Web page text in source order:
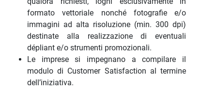
formato vettoriale nonché fotografie e/o
immagini ad alta risoluzione (min. 300 dpi)
destinate alla realizzazione di eventuali
dépliant e/o strumenti promozionali.
Le imprese si impegnano a compilare il
modulo di Customer Satisfaction al termine
dell’iniziativa.